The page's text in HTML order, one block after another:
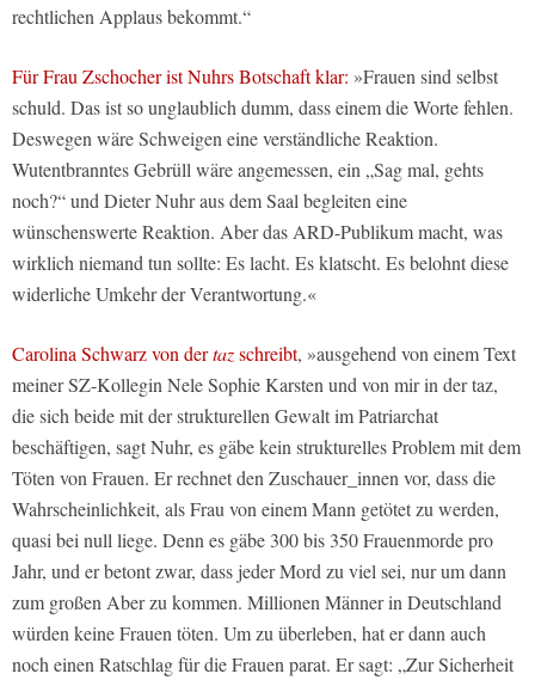
rechtlichen Applaus bekommt.“
Für Frau Zschocher ist Nuhrs Botschaft klar: »Frauen sind selbst
schuld. Das ist so unglaublich dumm, dass einem die Worte fehlen.
Deswegen wäre Schweigen eine verständliche Reaktion.
Wutentbranntes Gebrüll wäre angemessen, ein „Sag mal, gehts
noch?“ und Dieter Nuhr aus dem Saal begleiten eine
wünschenswerte Reaktion. Aber das ARD-Publikum macht, was
wirklich niemand tun sollte: Es lacht. Es klatscht. Es belohnt diese
widerliche Umkehr der Verantwortung.«
Carolina Schwarz von dertazschreibt, »ausgehend von einem Text
meiner SZ-Kollegin Nele Sophie Karsten und von mir in der taz,
die sich beide mit der strukturellen Gewalt im Patriarchat
beschäftigen, sagt Nuhr, es gäbe kein strukturelles Problem mit dem
Töten von Frauen. Er rechnet den Zuschauer_innen vor, dass die
Wahrscheinlichkeit, als Frau von einem Mann getötet zu werden,
quasi bei null liege. Denn es gäbe 300 bis 350 Frauenmorde pro
Jahr, und er betont zwar, dass jeder Mord zu viel sei, nur um dann
zum großen Aber zu kommen. Millionen Männer in Deutschland
würden keine Frauen töten. Um zu überleben, hat er dann auch
noch einen Ratschlag für die Frauen parat. Er sagt: „Zur Sicherheit